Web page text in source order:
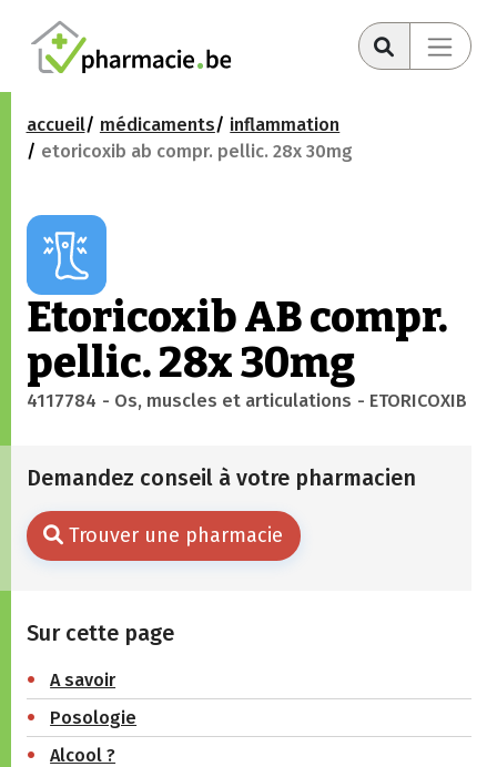
accueil médicaments
inflammation
etoricoxib ab compr. pellic. 28x 30mg
Etoricoxib AB compr.
pellic. 28x 30mg
4117784 - Os, muscles et articulations - ETORICOXIB
Demandez conseil à votre pharmacien
Trouver une pharmacie
Sur cette page
A savoir
Posologie
Alcool ?